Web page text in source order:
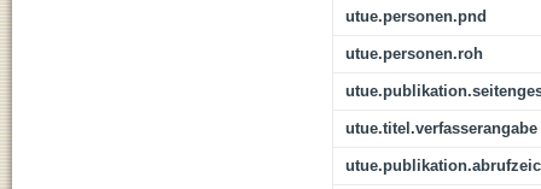
utue.personen.pnd
utue.personen.roh
utue.titel.verfasserangabe